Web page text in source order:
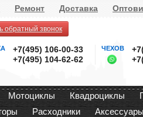
Ремонт Доставка
обратный звонок
+7(495) 106-00-33
+7(495) 104-62-62
ЧЕХОВ
Мотоциклы Квадроциклы
Расходники Аксессуары